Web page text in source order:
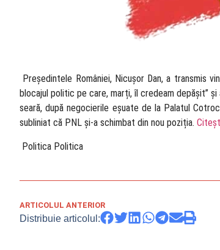
Președintele României, Nicușor Dan, a transmis
blocajul politic pe care, marți, îl credeam depășit”
seară, după negocierile eșuate de la Palatul
subliniat că PNL și-a schimbat din nou poziția.
​ Politica Politica
ARTICOLUL ANTERIOR
Distribuie articolul: